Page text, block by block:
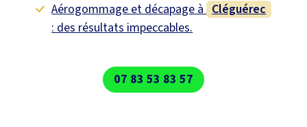
Aérogommage et décapage à Cléguérec
: des résultats impeccables.
07 83 53 83 57